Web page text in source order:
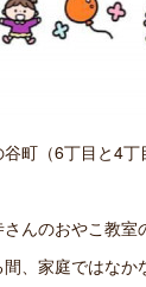
町（6丁目と4
んのおやこ教室
、家庭ではなか